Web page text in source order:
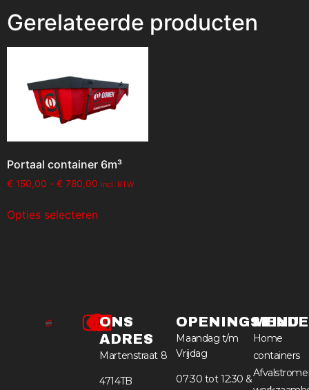
Gerelateerde producten
Portaal container 6m³
€ 150,00 - € 780,00 incl. BTW
Opties selecteren
ONS
ADRES
Martenstraat 8
4714TB
Maandag t/m
Vrijdag
07:30 tot 12:30 &
MENU
Home
containers